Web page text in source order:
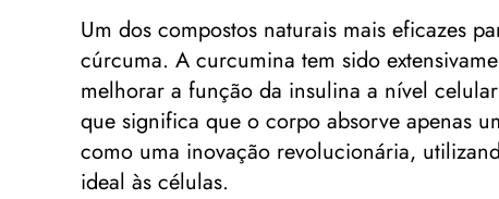
Um dos compostos naturais mais eficazes
cúrcuma. A curcumina tem sido
melhorar a função da insulina a nível
que significa que o corpo absorve apenas
como uma inovação revolucionária,
ideal às células.